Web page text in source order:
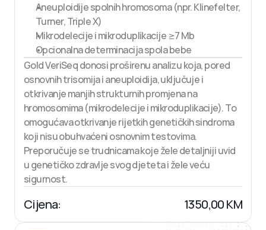
Aneuploidije spolnih hromosoma (npr. Klinefelter,
Turner, Triple X)
Mikrodelecije i mikroduplikacije ≥7 Mb
Opcionalna determinacija spola bebe
Gold VeriSeq donosi proširenu analizu koja, pored
osnovnih trisomija i aneuploidija, uključuje i
otkrivanje manjih strukturnih promjena na
hromosomima (mikrodelecije i mikroduplikacije). To
omogućava otkrivanje rijetkih genetičkih sindroma
koji nisu obuhvaćeni osnovnim testovima.
Preporučuje se trudnicama koje žele detaljniji uvid
u genetičko zdravlje svog djeteta i žele veću
sigurnost.
Cijena: 1350,00 KM